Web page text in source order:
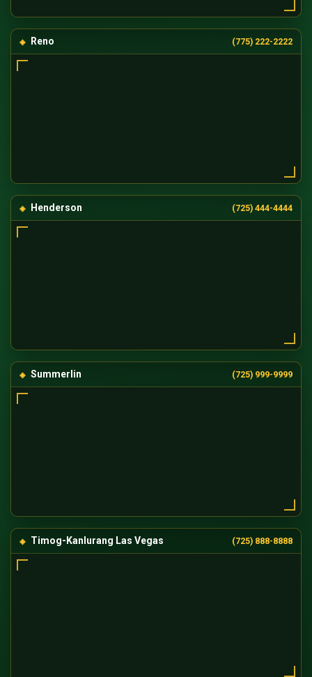
Reno (775) 222-2222
Henderson (725) 444-4444
Summerlin (725) 999-9999
Timog-Kanlurang Las Vegas (725) 888-8888